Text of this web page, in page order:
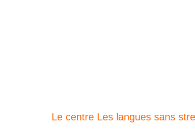
Le centre Les langues sans